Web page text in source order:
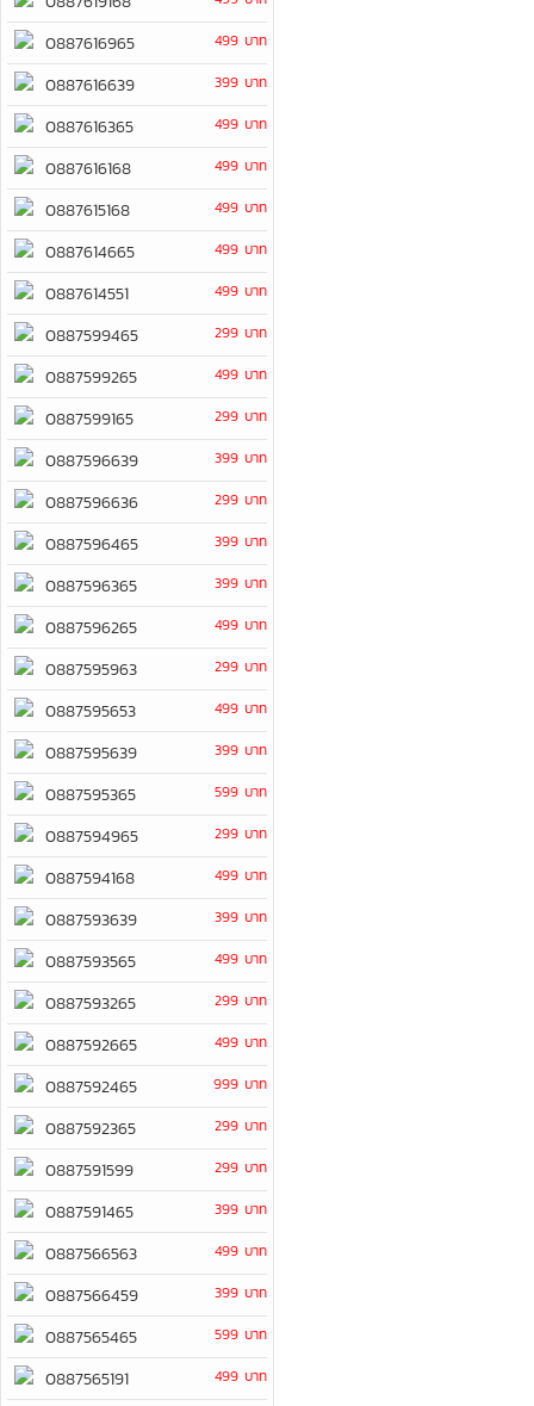
0887616965 499 บาท
0887616639 399 บาท
0887616365 499 บาท
0887616168 499 บาท
0887615168 499 บาท
0887614665 499 บาท
0887614551 499 บาท
0887599465 299 บาท
0887599265 499 บาท
0887599165 299 บาท
0887596639 399 บาท
0887596636 299 บาท
0887596465 399 บาท
0887596365 399 บาท
0887596265 499 บาท
0887595963 299 บาท
0887595653 499 บาท
0887595639 399 บาท
0887595365 599 บาท
0887594965 299 บาท
0887594168 499 บาท
0887593639 399 บาท
0887593565 499 บาท
0887593265 299 บาท
0887592665 499 บาท
0887592465 999 บาท
0887592365 299 บาท
0887591599 299 บาท
0887591465 399 บาท
0887566563 499 บาท
0887566459 399 บาท
0887565465 599 บาท
0887565191 499 บาท